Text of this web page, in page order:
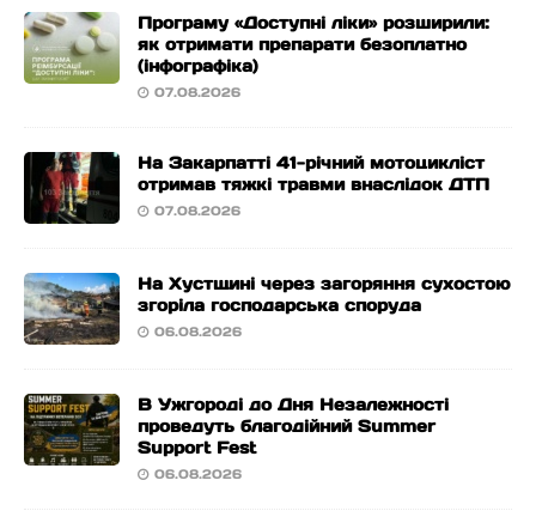
Програму «Доступні ліки» розширили:
як отримати препарати безоплатно
(інфографіка)
07.08.2026
На Закарпатті 41-річний мотоцикліст
отримав тяжкі травми внаслідок ДТП
07.08.2026
На Хустщині через загоряння сухостою
згоріла господарська споруда
06.08.2026
В Ужгороді до Дня Незалежності
проведуть благодійний Summer
Support Fest
06.08.2026